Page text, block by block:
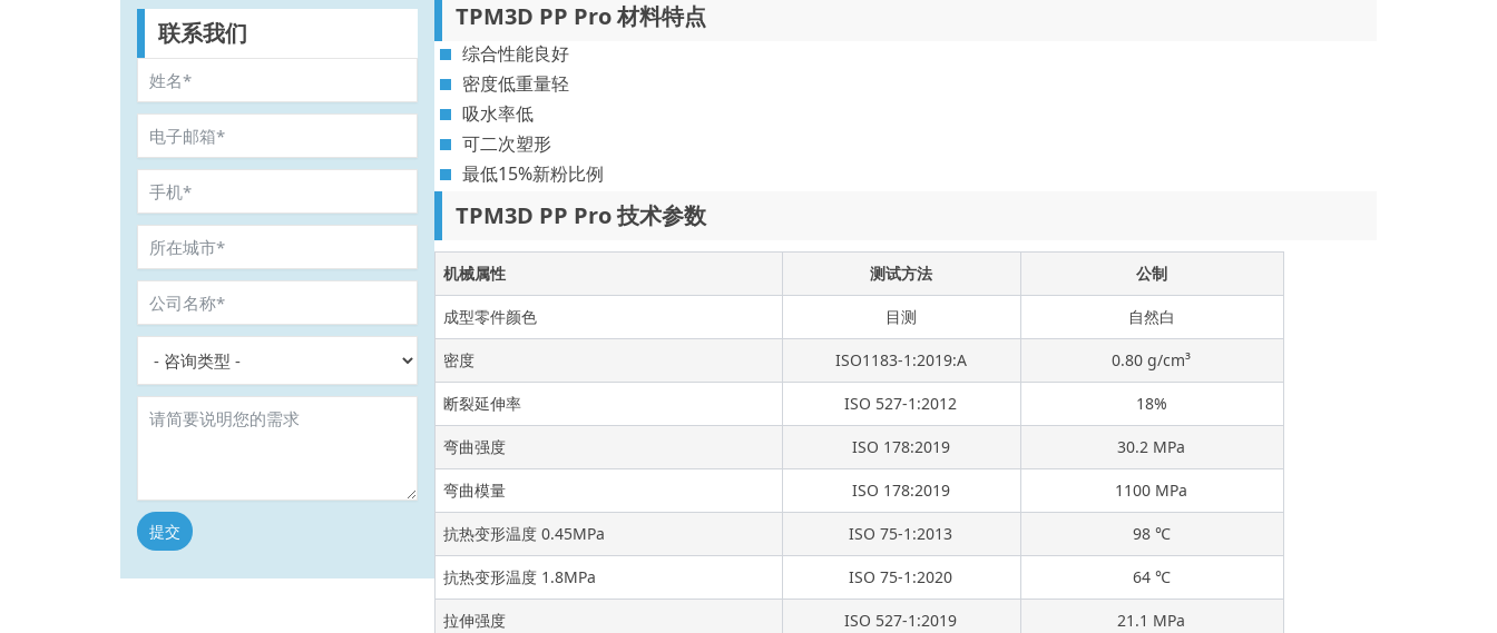
联系我们
提交
Alternative:
TPM3D PP Pro 材料特点
综合性能良好
密度低重量轻
吸水率低
可二次塑形
最低15%新粉比例
TPM3D PP Pro 技术参数
机械属性 测试方法 公制
成型零件颜色 目测 自然白
密度 ISO1183-1:2019:A 0.80 g/cm³
断裂延伸率 ISO 527-1:2012 18%
弯曲强度 ISO 178:2019 30.2 MPa
弯曲模量 ISO 178:2019 1100 MPa
抗热变形温度 0.45MPa ISO 75-1:2013 98 ℃
抗热变形温度 1.8MPa ISO 75-1:2020 64 ℃
拉伸强度 ISO 527-1:2019 21.1 MPa